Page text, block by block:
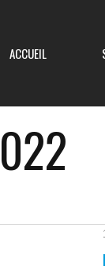
ACCUEIL
Equipe